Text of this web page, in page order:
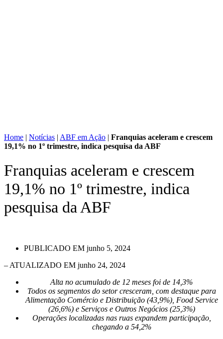
Home | Notícias | ABF em Ação | Franquias aceleram e crescem
19,1% no 1º trimestre, indica pesquisa da ABF
Franquias aceleram e crescem
19,1% no 1º trimestre, indica
pesquisa da ABF
PUBLICADO EM junho 5, 2024
– ATUALIZADO EM junho 24, 2024
Alta no acumulado de 12 meses foi de 14,3%
Todos os segmentos do setor cresceram, com destaque para
Alimentação Comércio e Distribuição (43,9%), Food Service
(26,6%) e Serviços e Outros Negócios (25,3%)
Operações localizadas nas ruas expandem participação,
chegando a 54,2%